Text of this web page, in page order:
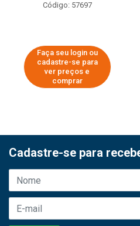
Código: 57697
Faça seu login ou
cadastre-se para
ver preços e
comprar
Cadastre-se para